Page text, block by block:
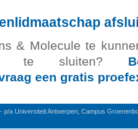
& Molecule te
af te sluiten?
een gratis
p/a Universiteit Antwerpen, Campus